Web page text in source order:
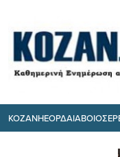
ΚΟΖΑΝΗΕΟΡΔΑΙΑΒΟΙΟ